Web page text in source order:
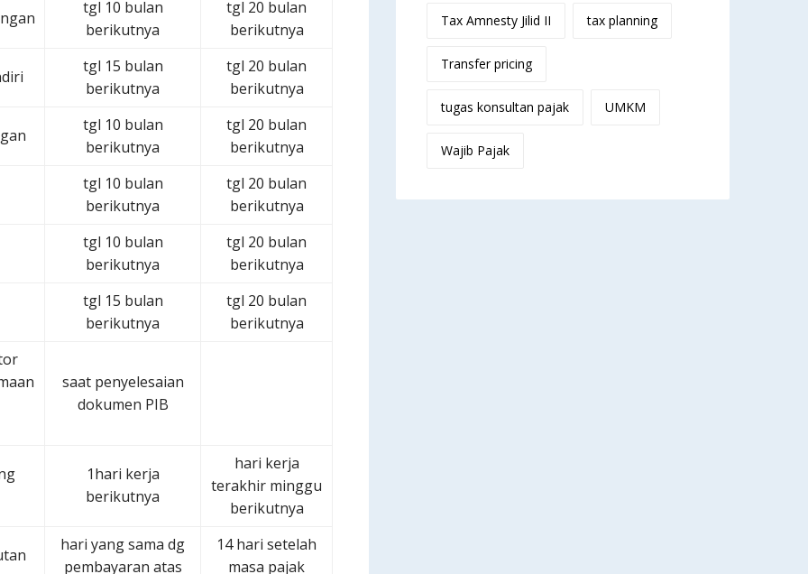
tgl 10 bulan
berikutnya
tgl 20 bulan
berikutnya
tgl 15 bulan
berikutnya
tgl 20 bulan
berikutnya
tgl 10 bulan
berikutnya
tgl 20 bulan
berikutnya
tgl 10 bulan
berikutnya
tgl 20 bulan
berikutnya
tgl 10 bulan
berikutnya
tgl 20 bulan
berikutnya
tgl 15 bulan
berikutnya
tgl 20 bulan
berikutnya
saat penyelesaian
dokumen PIB
1hari kerja
berikutnya
hari kerja
terakhir minggu
berikutnya
hari yang sama dg
pembayaran atas
14 hari setelah
masa pajak
Tax Amnesty Jilid II tax planning
Transfer pricing
tugas konsultan pajak UMKM
Wajib Pajak